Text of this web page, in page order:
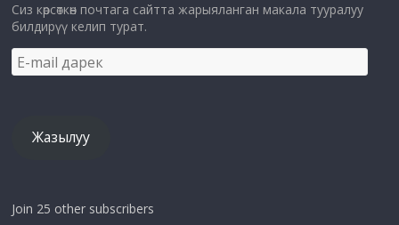
Сиз көрсөткөн почтага сайтта жарыяланган макала тууралуу
билдирүү келип турат.
E-
mail
Жазылуу
Join 25 other subscribers